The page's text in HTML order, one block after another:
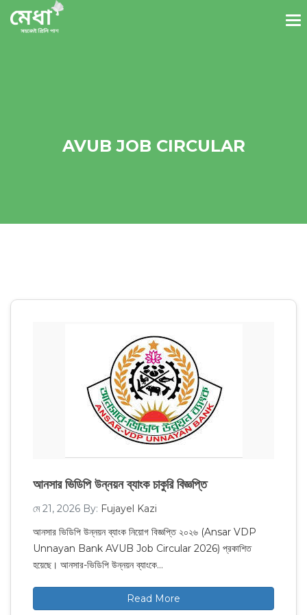
AVUB JOB CIRCULAR
আনসার ভিডিপি উন্নয়ন ব্যাংক চাকুরি বিজ্ঞপ্তি
মে 21, 2026 By: Fujayel Kazi
আনসার ভিডিপি উন্নয়ন ব্যাংক নিয়োগ বিজ্ঞপ্তি ২০২৬ (Ansar VDP
Unnayan Bank AVUB Job Circular 2026) প্রকাশিত
হয়েছে। আনসার-ভিডিপি উন্নয়ন ব্যাংকে…
Read More